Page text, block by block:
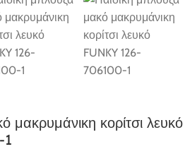
μακρυμάνικη κορίτσι λευκό
1